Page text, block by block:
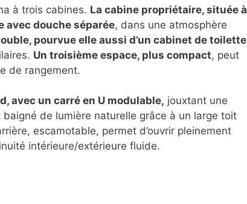
à trois cabines. La cabine propriétaire, située à
avec douche séparée, dans une atmosphère
pourvue elle aussi d’un cabinet de toilette
Un troisième espace, plus compact, peut
de rangement.
avec un carré en U modulable, jouxtant une
de lumière naturelle grâce à un large toit
escamotable, permet d’ouvrir pleinement
intérieure/extérieure fluide.